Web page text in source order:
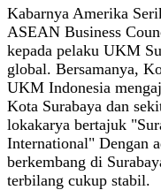
Kabarnya Amerika
ASEAN Business
kepada pelaku UKM
global. Bersamanya,
UKM Indonesia
Kota Surabaya dan
lokakarya bertajuk
International" Dengan
berkembang di
terbilang cukup stabil.